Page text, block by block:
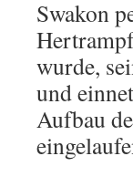
Swakon
wurde,
und
Aufbau